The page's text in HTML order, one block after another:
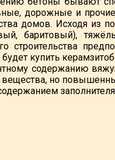
дорожные и
домов. Исходя из
баритовый),
строительства
купить
содержанию
но